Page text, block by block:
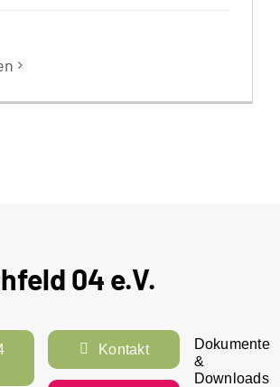
04 e.V.
Kontakt
Dokumente
&
Downloads